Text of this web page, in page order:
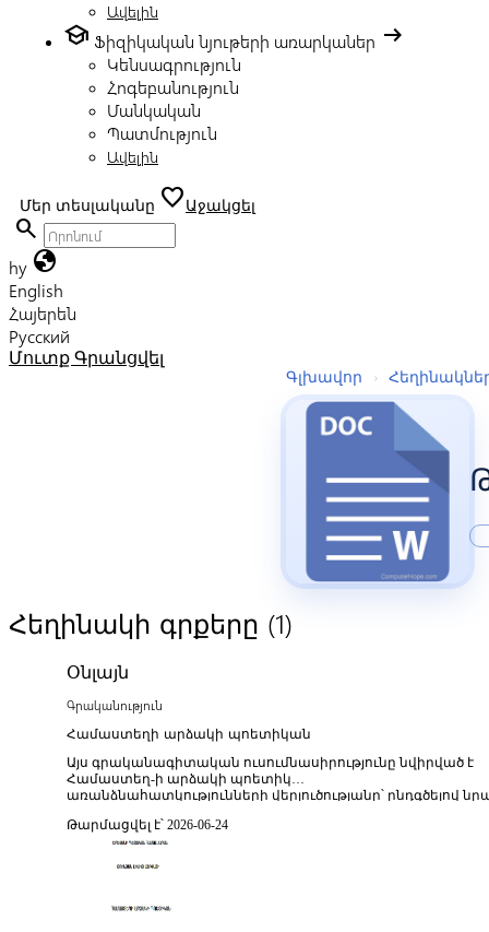
Ավելին
school Ֆիզիկական նյութերի առարկաներ arrow_right_alt
Կենսագրություն
Հոգեբանություն
Մանկական
Պատմություն
Ավելին
Մեր տեսլականը favoriteԱջակցել
search
hy globe
English
Հայերեն
Русский
Մուտք Գրանցվել
Գլխավոր ›
Հեղինակի գրքերը (1)
Օնլայն
Գրականություն
Համաստեղի արձակի պոետիկան
Այս գրականագիտական ուսումնասիրությունը նվիրված է
Համաստեղ-ի արձակի պոետիկ
առանձնահատկությունների վերլուծությանը՝ ընդգծելով
պատմողական կառուցվածքի յուրահատկությունները։
Աշխատության մեջ դիտարկվում են հեղինակի արձակում
բնության պատկերների խորհրդանշականությունը,
լեզվաոճական միջոցների, ռիթմիկ կառուցվածքի և
Թարմացվել է՝ 2026-06-24